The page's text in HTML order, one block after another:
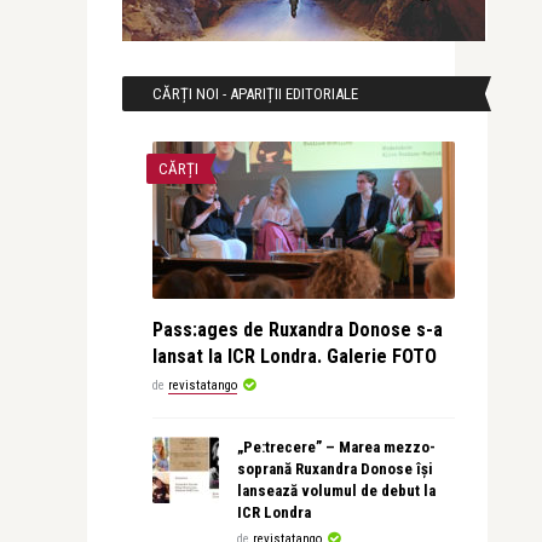
CĂRȚI NOI - APARIȚII EDITORIALE
CĂRȚI
Pass:ages de Ruxandra Donose s-a
lansat la ICR Londra. Galerie FOTO
de revistatango
„Pe:trecere” – Marea mezzo-
soprană Ruxandra Donose își
lansează volumul de debut la
ICR Londra